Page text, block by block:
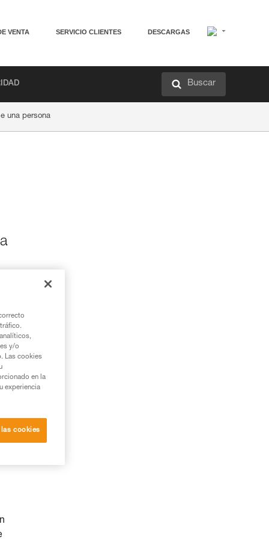
VENTA SERVICIO CLIENTES DESCARGAS
Buscar
una persona
y/o
Las cookies
en la
experiencia
cookies